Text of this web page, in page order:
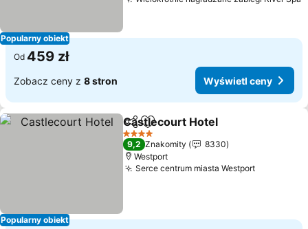
Popularny obiekt
Od 459 zł
Zobacz ceny z 8 stron Wyświetl ceny
Popularny obiekt
Udostępnij
Dodaj do ulubionych
Castlecourt Hotel
4 Kategoria
9,2 Znakomity
8330
Westport
Serce centrum miasta Westport